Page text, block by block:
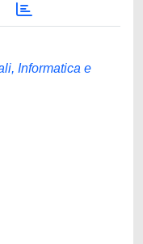
Informatica e